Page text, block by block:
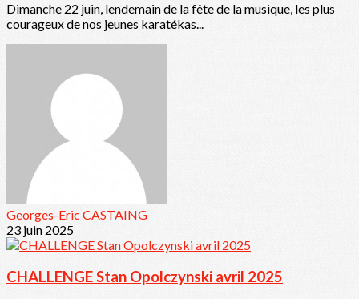
Dimanche 22 juin, lendemain de la fête de la musique, les plus
courageux de nos jeunes karatékas...
Georges-Eric CASTAING
23 juin 2025
CHALLENGE Stan Opolczynski avril 2025